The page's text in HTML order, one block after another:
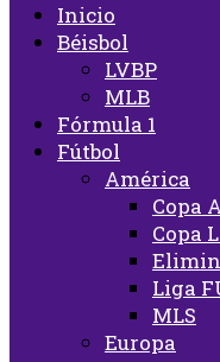
Inicio
Béisbol
LVBP
MLB
Fórmula 1
Fútbol
América
Copa
Copa
Liga
MLS
Europa